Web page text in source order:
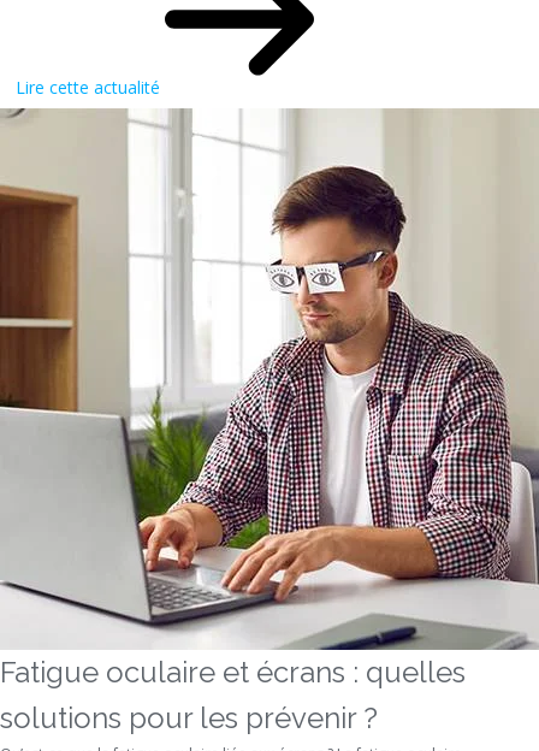
Lire cette actualité
Fatigue oculaire et écrans : quelles
solutions pour les prévenir ?